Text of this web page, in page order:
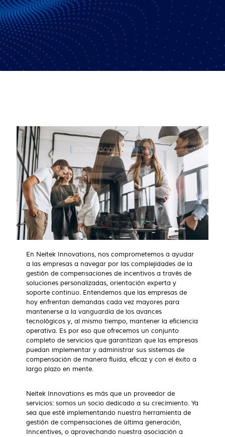
En Neitek Innovations, nos comprometemos a ayudar
a las empresas a navegar por las complejidades de la
gestión de compensaciones de incentivos a través de
soluciones personalizadas, orientación experta y
soporte continuo. Entendemos que las empresas de
hoy enfrentan demandas cada vez mayores para
mantenerse a la vanguardia de los avances
tecnológicos y, al mismo tiempo, mantener la eficiencia
operativa. Es por eso que ofrecemos un conjunto
completo de servicios que garantizan que las empresas
puedan implementar y administrar sus sistemas de
compensación de manera fluida, eficaz y con el éxito a
largo plazo en mente.
Neitek Innovations es más que un proveedor de
servicios: somos un socio dedicado a su crecimiento. Ya
sea que esté implementando nuestra herramienta de
gestión de compensaciones de última generación,
Inncentives, o aprovechando nuestra asociación a